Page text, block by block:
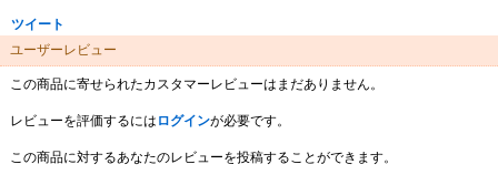
ツイート
ユーザーレビュー
この商品に寄せられたカスタマーレビューはまだありません。
レビューを評価するには ログインが必要です。
この商品に対するあなたのレビューを投稿することができます。